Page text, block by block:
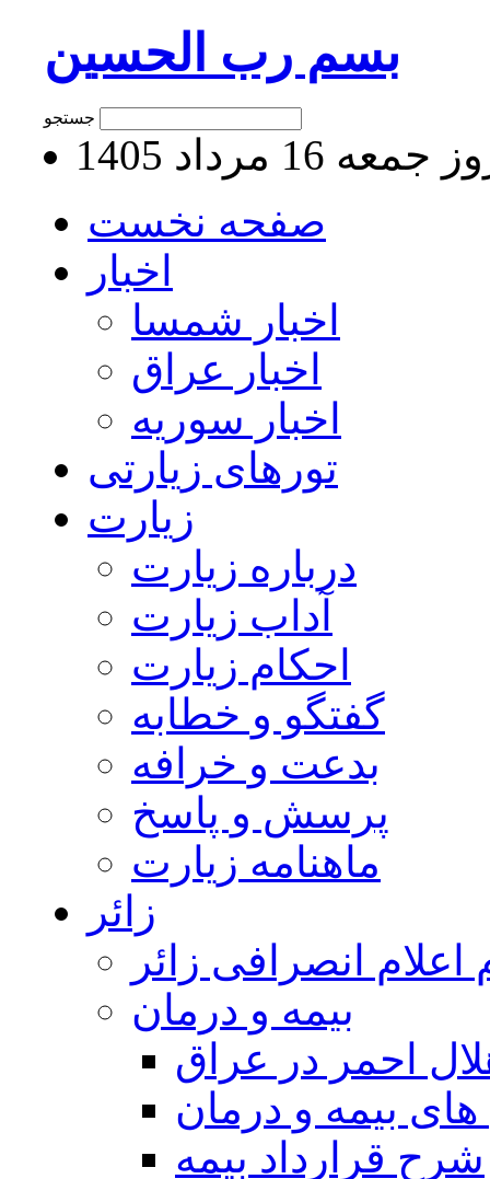
بسم رب الحسین
16 مرداد 1405
صفحه نخست
اخبار
اخبار شمسا
اخبار عراق
اخبار سوریه
تورهای زیارتی
زیارت
درباره زیارت
آداب زیارت
احکام زیارت
گفتگو و خطابه
بدعت و خرافه
پرسش و پاسخ
ماهنامه زیارت
زائر
اعلام انصرافی زائر
بيمه و درمان
احمر در عراق
بیمه و درمان
شرح قرارداد بیمه